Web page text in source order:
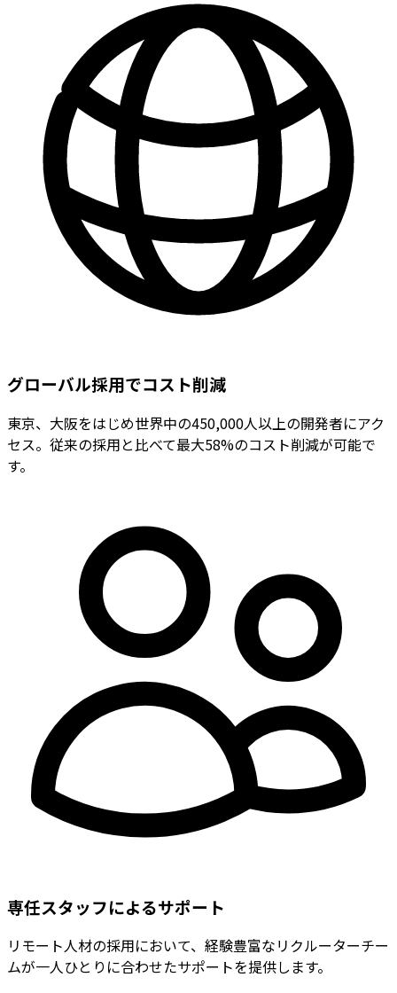
グローバル採用でコスト削減
東京、大阪をはじめ世界中の450,000人以上の開発者にアク
セス。従来の採用と比べて最大58%のコスト削減が可能で
す。
専任スタッフによるサポート
リモート人材の採用において、経験豊富なリクルーターチー
ムが一人ひとりに合わせたサポートを提供します。